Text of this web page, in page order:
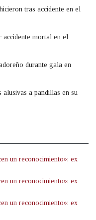
tras accidente en el
accidente mortal en el
durante gala en
alusivas a pandillas en su
un reconocimiento»: ex
un reconocimiento»: ex
un reconocimiento»: ex